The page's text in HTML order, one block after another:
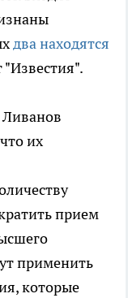
два находятся
их
прием
применить
которые